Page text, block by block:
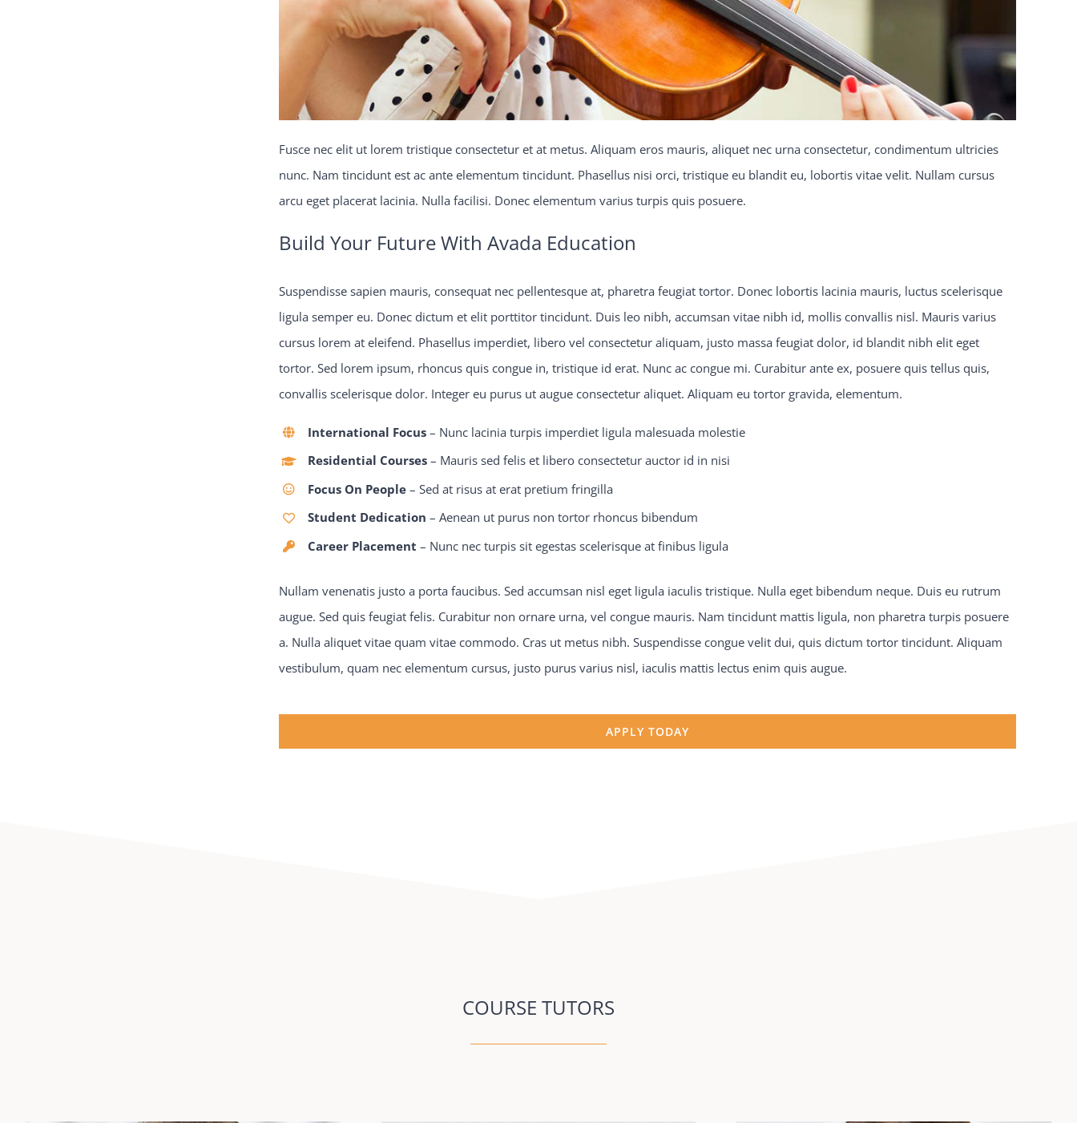
Fusce nec elit ut lorem tristique consectetur et at metus. Aliquam eros mauris, aliquet nec urna consectetur, condimentum ultricies
nunc. Nam tincidunt est ac ante elementum tincidunt. Phasellus nisi orci, tristique eu blandit eu, lobortis vitae velit. Nullam cursus
arcu eget placerat lacinia. Nulla facilisi. Donec elementum varius turpis quis posuere.
Build Your Future With Avada Education
Suspendisse sapien mauris, consequat nec pellentesque at, pharetra feugiat tortor. Donec lobortis lacinia mauris, luctus scelerisque
ligula semper eu. Donec dictum et elit porttitor tincidunt. Duis leo nibh, accumsan vitae nibh id, mollis convallis nisl. Mauris varius
cursus lorem at eleifend. Phasellus imperdiet, libero vel consectetur aliquam, justo massa feugiat dolor, id blandit nibh elit eget
tortor. Sed lorem ipsum, rhoncus quis congue in, tristique id erat. Nunc ac congue mi. Curabitur ante ex, posuere quis tellus quis,
convallis scelerisque dolor. Integer eu purus ut augue consectetur aliquet. Aliquam eu tortor gravida, elementum.
International Focus – Nunc lacinia turpis imperdiet ligula malesuada molestie
Residential Courses – Mauris sed felis et libero consectetur auctor id in nisi
Focus On People – Sed at risus at erat pretium fringilla
Student Dedication – Aenean ut purus non tortor rhoncus bibendum
Career Placement – Nunc nec turpis sit egestas scelerisque at finibus ligula
Nullam venenatis justo a porta faucibus. Sed accumsan nisl eget ligula iaculis tristique. Nulla eget bibendum neque. Duis eu rutrum
augue. Sed quis feugiat felis. Curabitur non ornare urna, vel congue mauris. Nam tincidunt mattis ligula, non pharetra turpis posuere
a. Nulla aliquet vitae quam vitae commodo. Cras ut metus nibh. Suspendisse congue velit dui, quis dictum tortor tincidunt. Aliquam
vestibulum, quam nec elementum cursus, justo purus varius nisl, iaculis mattis lectus enim quis augue.
APPLY TODAY
COURSE TUTORS